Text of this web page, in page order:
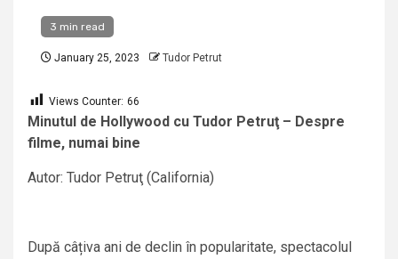
3 min read
January 25, 2023 Tudor Petrut
Views Counter: 66
Minutul de Hollywood cu Tudor Petruţ – Despre
filme, numai bine
Autor: Tudor Petruţ (California)
După câțiva ani de declin în popularitate, spectacolul